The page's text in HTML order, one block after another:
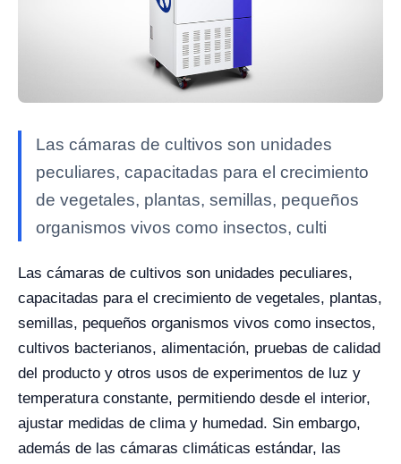
Las cámaras de cultivos son unidades
peculiares, capacitadas para el crecimiento
de vegetales, plantas, semillas, pequeños
organismos vivos como insectos, culti
Las cámaras de cultivos son unidades peculiares,
capacitadas para el crecimiento de vegetales, plantas,
semillas, pequeños organismos vivos como insectos,
cultivos bacterianos, alimentación, pruebas de calidad
del producto y otros usos de experimentos de luz y
temperatura constante, permitiendo desde el interior,
ajustar medidas de clima y humedad. Sin embargo,
además de las cámaras climáticas estándar, las